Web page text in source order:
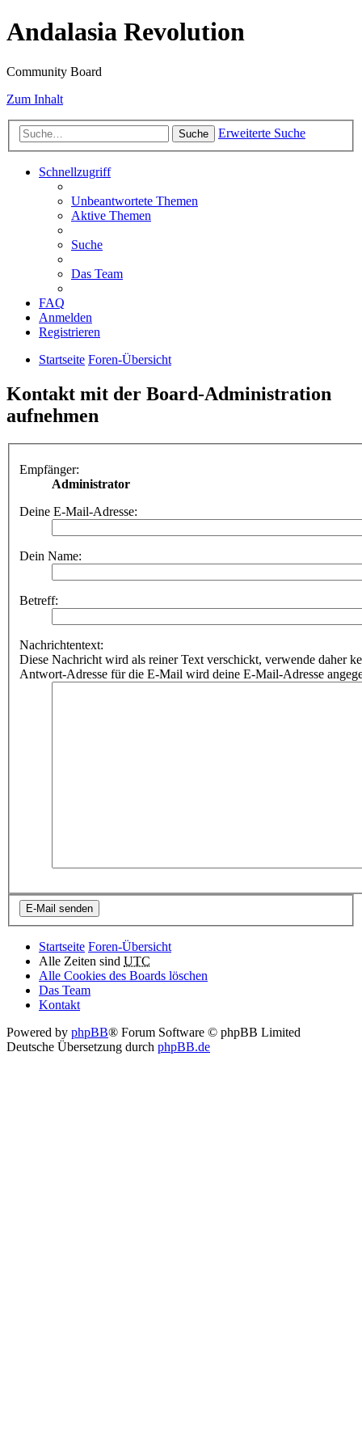
Andalasia Revolution
Community Board
Zum Inhalt
Suche Erweiterte Suche
Schnellzugriff
Unbeantwortete Themen
Aktive Themen
Suche
Das Team
FAQ
Anmelden
Registrieren
Startseite Foren-Übersicht
Kontakt mit der Board-Administration
aufnehmen
Empfänger:
Administrator
Deine E-Mail-Adresse:
Dein Name:
Betreff:
Nachrichtentext:
Diese Nachricht wird als reiner Text verschickt, verwende daher
Antwort-Adresse für die E-Mail wird deine E-Mail-Adresse
Startseite Foren-Übersicht
Alle Zeiten sind UTC
Alle Cookies des Boards löschen
Das Team
Kontakt
Powered by phpBB® Forum Software © phpBB Limited
Deutsche Übersetzung durch phpBB.de